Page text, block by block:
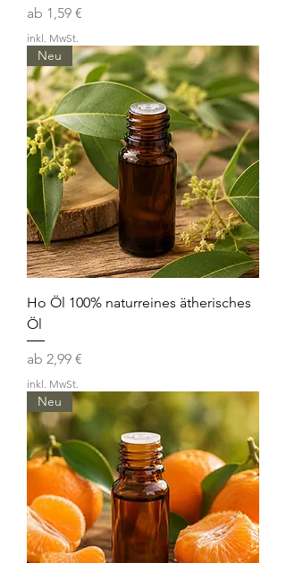
ab 1,59 €
Sale-Preis
inkl. MwSt.
Neu
Ho Öl 100% naturreines ätherisches
Öl
ab 2,99 €
Sale-Preis
inkl. MwSt.
Neu